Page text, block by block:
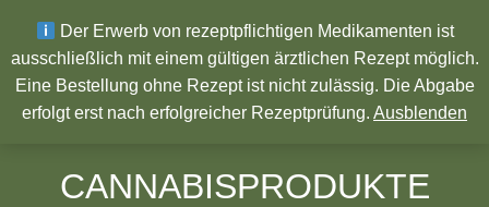
Wir wünschen ein Frohes neues Jahr!
CANNABISPRODUKTE
Der Erwerb von rezeptpflichtigen Medikamenten ist
ausschließlich mit einem gültigen ärztlichen Rezept möglich.
Eine Bestellung ohne Rezept ist nicht zulässig. Die Abgabe
erfolgt erst nach erfolgreicher Rezeptprüfung. Ausblenden